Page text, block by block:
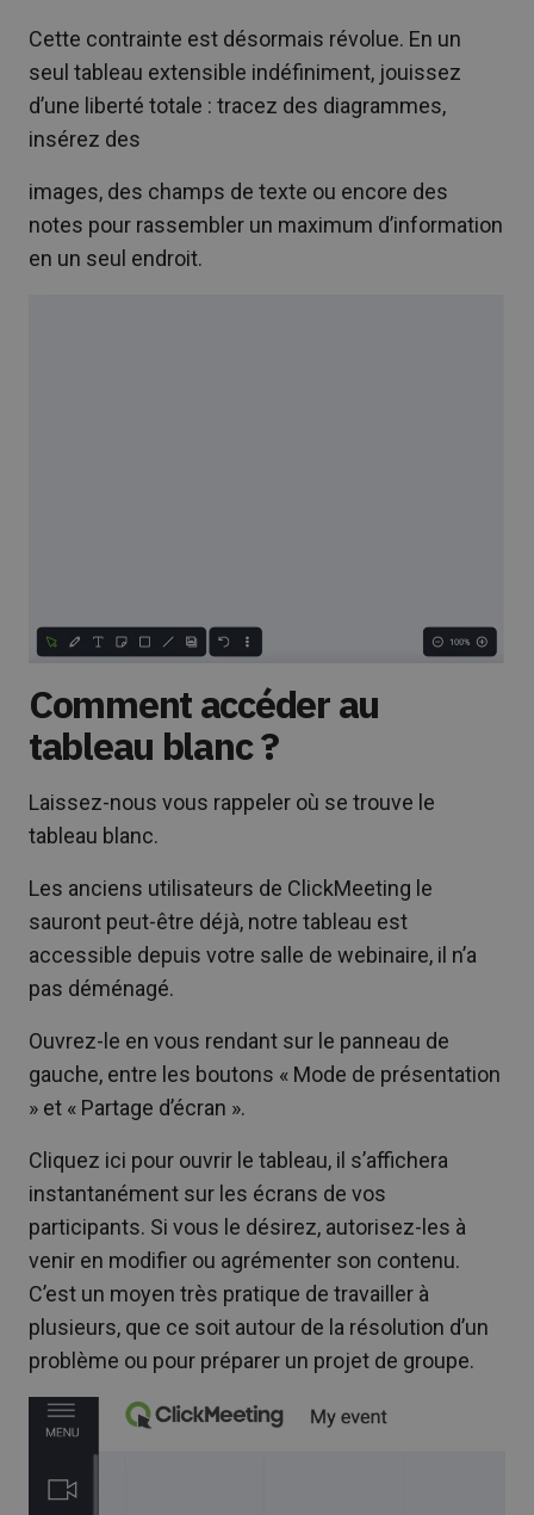
Cette contrainte est désormais révolue. En un
seul tableau extensible indéfiniment, jouissez
d’une liberté totale : tracez des diagrammes,
insérez des
images, des champs de texte ou encore des
notes pour rassembler un maximum d’information
en un seul endroit.
Comment accéder au
tableau blanc ?
Laissez-nous vous rappeler où se trouve le
tableau blanc.
Les anciens utilisateurs de ClickMeeting le
sauront peut-être déjà, notre tableau est
accessible depuis votre salle de webinaire, il n’a
pas déménagé.
Ouvrez-le en vous rendant sur le panneau de
gauche, entre les boutons « Mode de présentation
» et « Partage d’écran ».
Cliquez ici pour ouvrir le tableau, il s’affichera
instantanément sur les écrans de vos
participants. Si vous le désirez, autorisez-les à
venir en modifier ou agrémenter son contenu.
C’est un moyen très pratique de travailler à
plusieurs, que ce soit autour de la résolution d’un
problème ou pour préparer un projet de groupe.